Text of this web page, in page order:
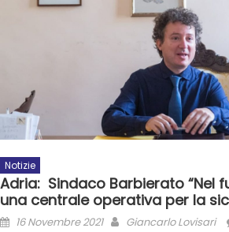
Notizie
Adria: Sindaco Barbierato “Nel
una centrale operativa per la
16 Novembre 2021 Giancarlo Lovisari